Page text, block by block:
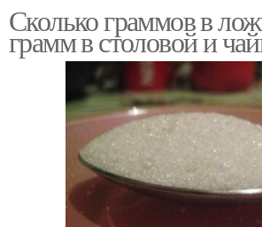
Сколько граммов в
грамм в столовой и